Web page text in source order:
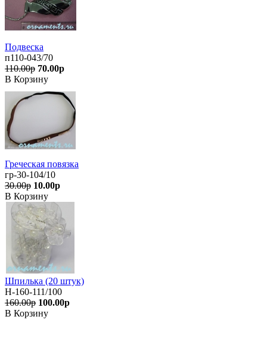
Подвеска
п110-043/70
110.00р 70.00р
В Корзину
Греческая повязка
гр-30-104/10
30.00р 10.00р
В Корзину
Шпилька (20 штук)
Н-160-111/100
160.00р 100.00р
В Корзину